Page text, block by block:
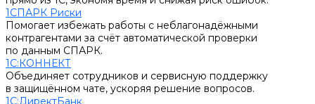
1СПАРК Риски
Помогает избежать работы с неблагонадёжными
контрагентами за счёт автоматической проверки
по данным СПАРК.
1С:КОННЕКТ
Объединяет сотрудников и сервисную поддержку
в защищённом чате, ускоряя решение вопросов.
1С:ДиректБанк